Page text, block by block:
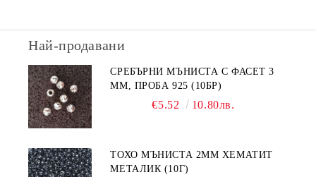
Най-продавани
СРЕБЪРНИ МЪНИСТА С ФАСЕТ 3
ММ, ПРОБА 925 (10БР)
€5.52 10.80лв.
ТОХО МЪНИСТА 2ММ ХЕМАТИТ
МЕТАЛИК (10Г)